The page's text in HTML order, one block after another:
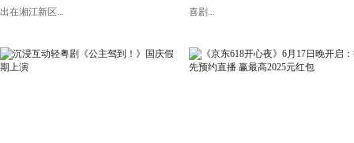
头”
出在湘江新区...
喜剧...